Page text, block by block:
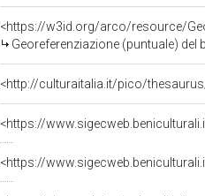
<https://w3id.org/arco/resource/
Georeferenziazione (puntuale) del
<http://culturaitalia.it/pico/
<https://
<https://